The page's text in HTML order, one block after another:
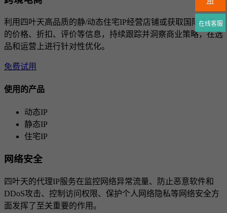
利用四叶天高品质的静/动态住宅IP经营店铺或获取国际竞品
的价格、折扣、评价等信息，持续跟踪并洞察商业策略，在选
品和运营上进行针对性优化。
免费试用
使用的产品
动态IP
静态IP
住宅IP
网络安全
四叶天的代理IP服务在监控网络异常流量、防止恶意软件和
DDoS攻击、控制访问权限、保护个人网络隐私等网络安全方
面发挥了至关重要的作用。
在线客服